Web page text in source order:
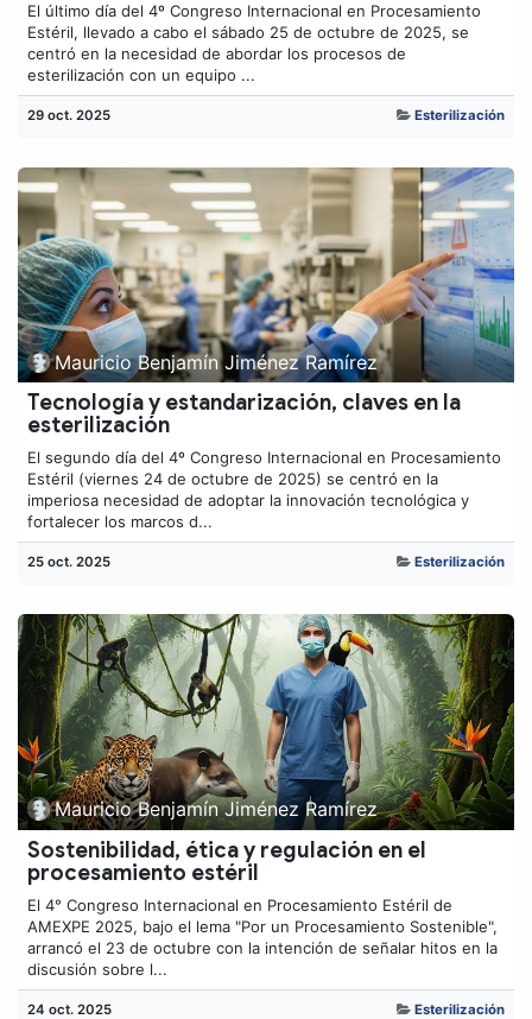
El último día del 4º Congreso Internacional en Procesamiento
Estéril, llevado a cabo el sábado 25 de octubre de 2025, se
centró en la necesidad de abordar los procesos de
esterilización con un equipo ...
29 oct. 2025 Esterilización
Mauricio Benjamín Jiménez Ramírez
Tecnología y estandarización, claves en la
esterilización
El segundo día del 4º Congreso Internacional en Procesamiento
Estéril (viernes 24 de octubre de 2025) se centró en la
imperiosa necesidad de adoptar la innovación tecnológica y
fortalecer los marcos d...
25 oct. 2025 Esterilización
Mauricio Benjamín Jiménez Ramírez
Sostenibilidad, ética y regulación en el
procesamiento estéril
El 4° Congreso Internacional en Procesamiento Estéril de
AMEXPE 2025, bajo el lema "Por un Procesamiento Sostenible",
arrancó el 23 de octubre con la intención de señalar hitos en la
discusión sobre l...
24 oct. 2025 Esterilización